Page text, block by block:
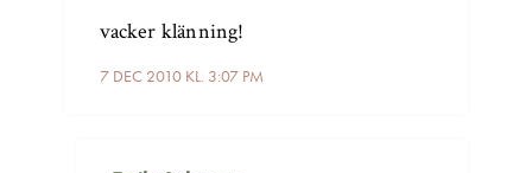
7 DEC 2010 KL. 3:07 PM
vacker klänning!